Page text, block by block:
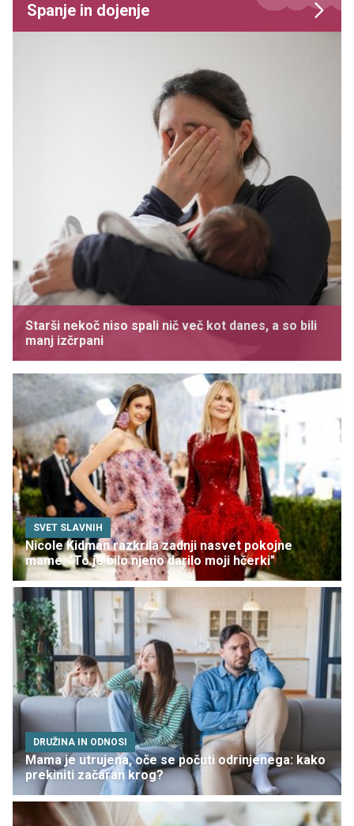
Spanje in dojenje
Starši nekoč niso spali nič več kot danes, a so bili
manj izčrpani
SVET SLAVNIH
Nicole Kidman razkrila zadnji nasvet pokojne
mame: "To je bilo njeno darilo moji hčerki"
DRUŽINA IN ODNOSI
Mama je utrujena, oče se počuti odrinjenega: kako
prekiniti začaran krog?